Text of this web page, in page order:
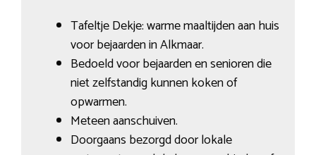
Tafeltje Dekje: warme maaltijden aan huis
voor bejaarden in Alkmaar.
Bedoeld voor bejaarden en senioren die
niet zelfstandig kunnen koken of
opwarmen.
Meteen aanschuiven.
Doorgaans bezorgd door lokale